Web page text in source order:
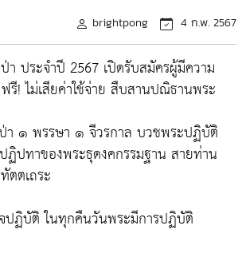
brightpong 4 ก.พ. 2567
า ประจำปี 2567 เปิดรับสมัครผู้มีความ
รี! ไม่เสียค่าใช้จ่าย สืบสานปณิธานพระ
า ๑ พรรษา ๑ จีวรกาล บวชพระปฏิบัติ
ฏิปทาของพระธุดงคกรรมฐาน สายท่าน
ตตเถระ
ปฏิบัติ ในทุกคืนวันพระมีการปฏิบัติ